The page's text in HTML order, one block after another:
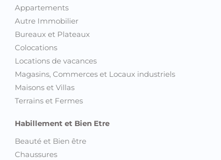
Appartements
Autre Immobilier
Bureaux et Plateaux
Colocations
Locations de vacances
Magasins, Commerces et Locaux industriels
Maisons et Villas
Terrains et Fermes
Habillement et Bien Etre
Beauté et Bien être
Chaussures